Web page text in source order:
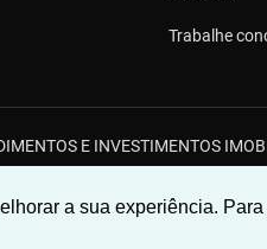
a sua experiência.
Trabalhe
E INVESTIMENTOS